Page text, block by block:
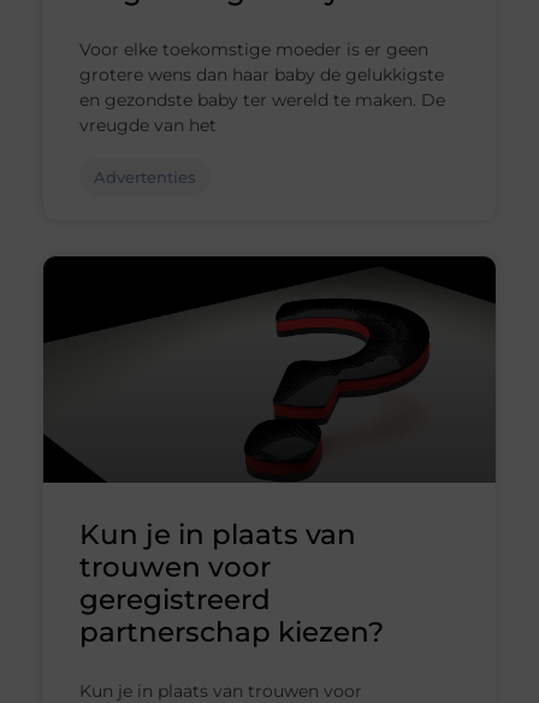
Voor elke toekomstige moeder is er geen
grotere wens dan haar baby de gelukkigste
en gezondste baby ter wereld te maken. De
vreugde van het
Advertenties
Kun je in plaats van
trouwen voor
geregistreerd
partnerschap kiezen?
Kun je in plaats van trouwen voor